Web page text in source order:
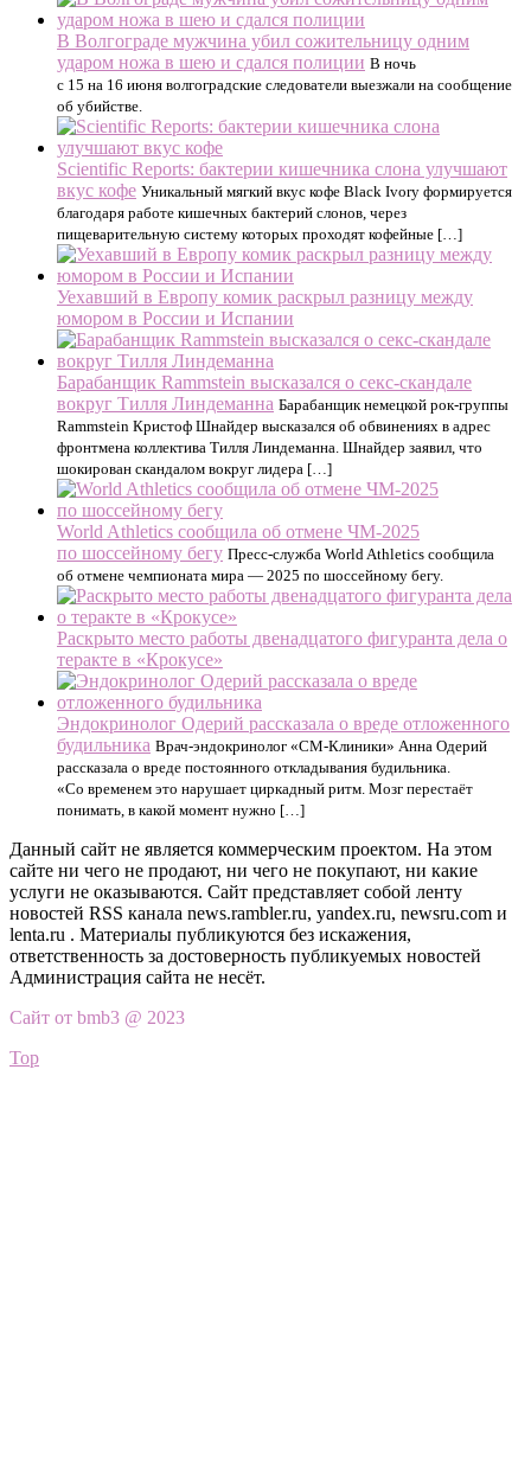
В Волгограде мужчина убил сожительницу одним
ударом ножа в шею и сдался полиции В ночь
с 15 на 16 июня волгоградские следователи выезжали на сообщение
об убийстве.
Scientific Reports: бактерии кишечника слона улучшают
вкус кофе Уникальный мягкий вкус кофе Black Ivory формируется
благодаря работе кишечных бактерий слонов, через
пищеварительную систему которых проходят кофейные […]
Уехавший в Европу комик раскрыл разницу между
юмором в России и Испании
Барабанщик Rammstein высказался о секс-скандале
вокруг Тилля Линдеманна Барабанщик немецкой рок-группы
Rammstein Кристоф Шнайдер высказался об обвинениях в адрес
фронтмена коллектива Тилля Линдеманна. Шнайдер заявил, что
шокирован скандалом вокруг лидера […]
World Athletics сообщила об отмене ЧМ-2025
по шоссейному бегу Пресс-служба World Athletics сообщила
об отмене чемпионата мира — 2025 по шоссейному бегу.
Раскрыто место работы двенадцатого фигуранта дела о
теракте в «Крокусе»
Эндокринолог Одерий рассказала о вреде отложенного
будильника Врач-эндокринолог «СМ-Клиники» Анна Одерий
рассказала о вреде постоянного откладывания будильника.
«Со временем это нарушает циркадный ритм. Мозг перестаёт
понимать, в какой момент нужно […]
Данный сайт не является коммерческим проектом. На этом
сайте ни чего не продают, ни чего не покупают, ни какие
услуги не оказываются. Сайт представляет собой ленту
новостей RSS канала news.rambler.ru, yandex.ru, newsru.com и
lenta.ru . Материалы публикуются без искажения,
ответственность за достоверность публикуемых новостей
Администрация сайта не несёт.
Сайт от bmb3 @ 2023
Top